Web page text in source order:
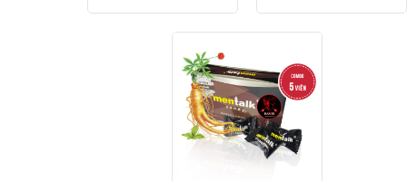
nhiều
biến
Các